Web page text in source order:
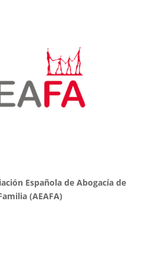
Española de Abogacía de
(AEAFA)